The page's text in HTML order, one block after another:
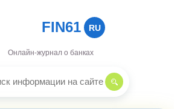
FIN61 RU
Онлайн-журнал о банках